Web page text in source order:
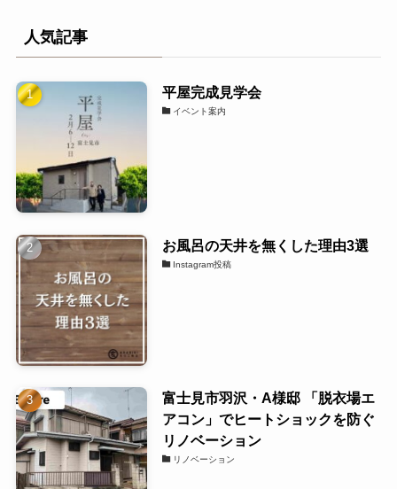
人気記事
平屋完成見学会
イベント案内
お風呂の天井を無くした理由3選
Instagram投稿
富士見市羽沢・A様邸 「脱衣場エ
アコン」でヒートショックを防ぐ
リノベーション
リノベーション